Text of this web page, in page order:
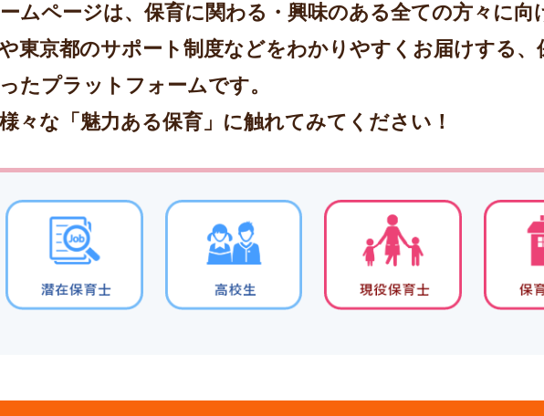
ムページは、保育に関わる・興味のある全ての方々に向
東京都のサポート制度などをわかりやすくお届けする、
たプラットフォームです。
々な「魅力ある保育」に触れてみてください！